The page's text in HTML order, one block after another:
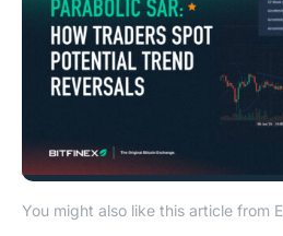
You might also like this article from